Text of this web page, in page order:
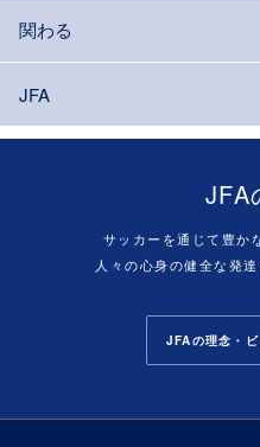
関わる
JFA
JFA
サッカーを通じて豊か
人々の心身の健全な発
JFAの理念・